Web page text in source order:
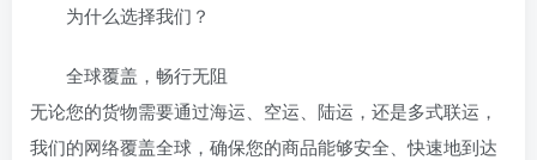
为什么选择我们？
全球覆盖，畅行无阻
无论您的货物需要通过海运、空运、陆运，还是多式联运，
我们的网络覆盖全球，确保您的商品能够安全、快速地到达